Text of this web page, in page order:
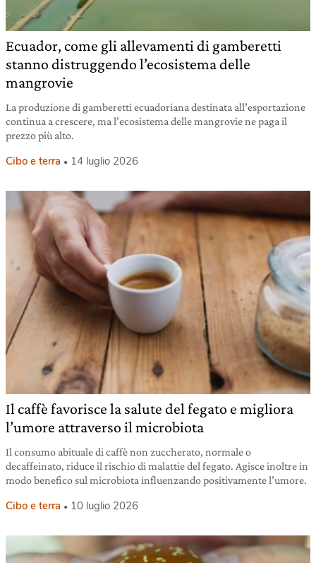
Ecuador, come gli allevamenti di gamberetti
stanno distruggendo l’ecosistema delle
mangrovie
La produzione di gamberetti ecuadoriana destinata all’esportazione
continua a crescere, ma l’ecosistema delle mangrovie ne paga il
prezzo più alto.
Cibo e terra 14 luglio 2026
Il caffè favorisce la salute del fegato e migliora
l’umore attraverso il microbiota
Il consumo abituale di caffè non zuccherato, normale o
decaffeinato, riduce il rischio di malattie del fegato. Agisce inoltre in
modo benefico sul microbiota influenzando positivamente l’umore.
Cibo e terra 10 luglio 2026